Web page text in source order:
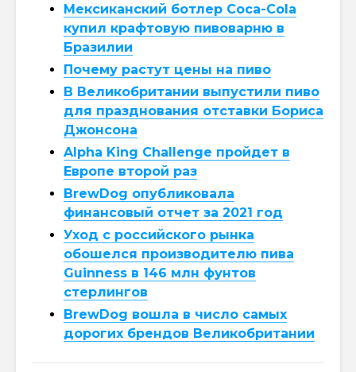
Мексиканский ботлер Coca-Cola
купил крафтовую пивоварню в
Бразилии
Почему растут цены на пиво
В Великобритании выпустили пиво
для празднования отставки Бориса
Джонсона
Alpha King Challenge пройдет в
Европе второй раз
BrewDog опубликовала
финансовый отчет за 2021 год
Уход с российского рынка
обошелся производителю пива
Guinness в 146 млн фунтов
стерлингов
BrewDog вошла в число самых
дорогих брендов Великобритании